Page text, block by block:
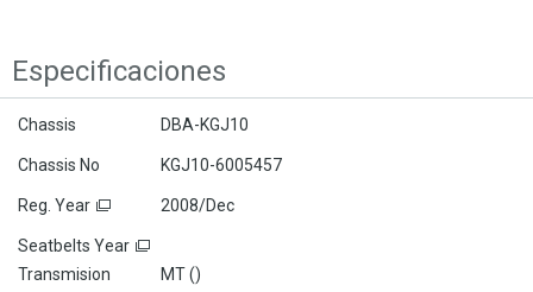
Especificaciones
Chassis DBA-KGJ10
Chassis No KGJ10-6005457
Reg. Year 2008/Dec
Seatbelts Year
Transmision
MT ()